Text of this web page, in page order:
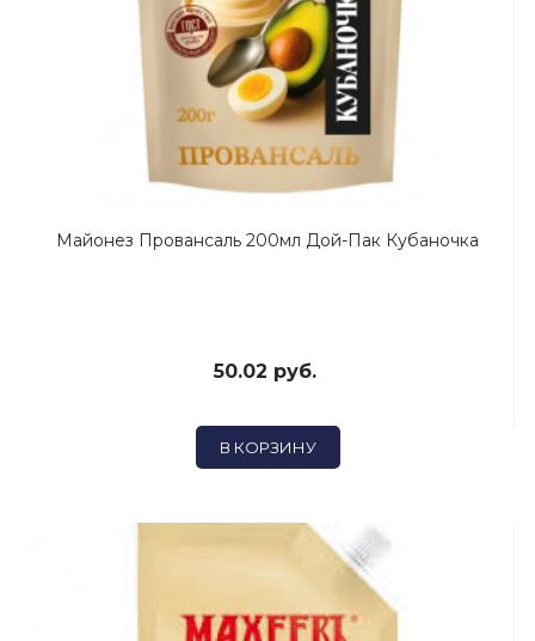
Майонез Провансаль 200мл Дой-Пак Кубаночка
50.02 руб.
В КОРЗИНУ